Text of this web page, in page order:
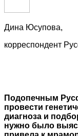
Дина Юсупова,
корреспондент
Подопечным
провести
диагноза и
нужно было